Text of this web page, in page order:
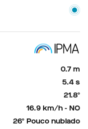
0.7 m
5.4 s
21.8º
16.9 km/h - NO
26º Pouco nublado